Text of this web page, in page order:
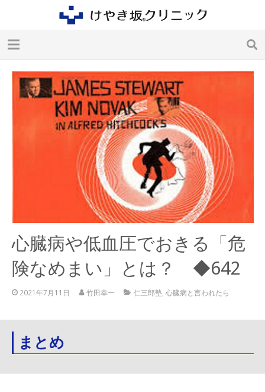
心臓病や低血圧でおきる「危
険なめまい」とは？ ◆642
2021年7月11日 竹田幸一 仁三郎塾,心臓病と言われたら
まとめ